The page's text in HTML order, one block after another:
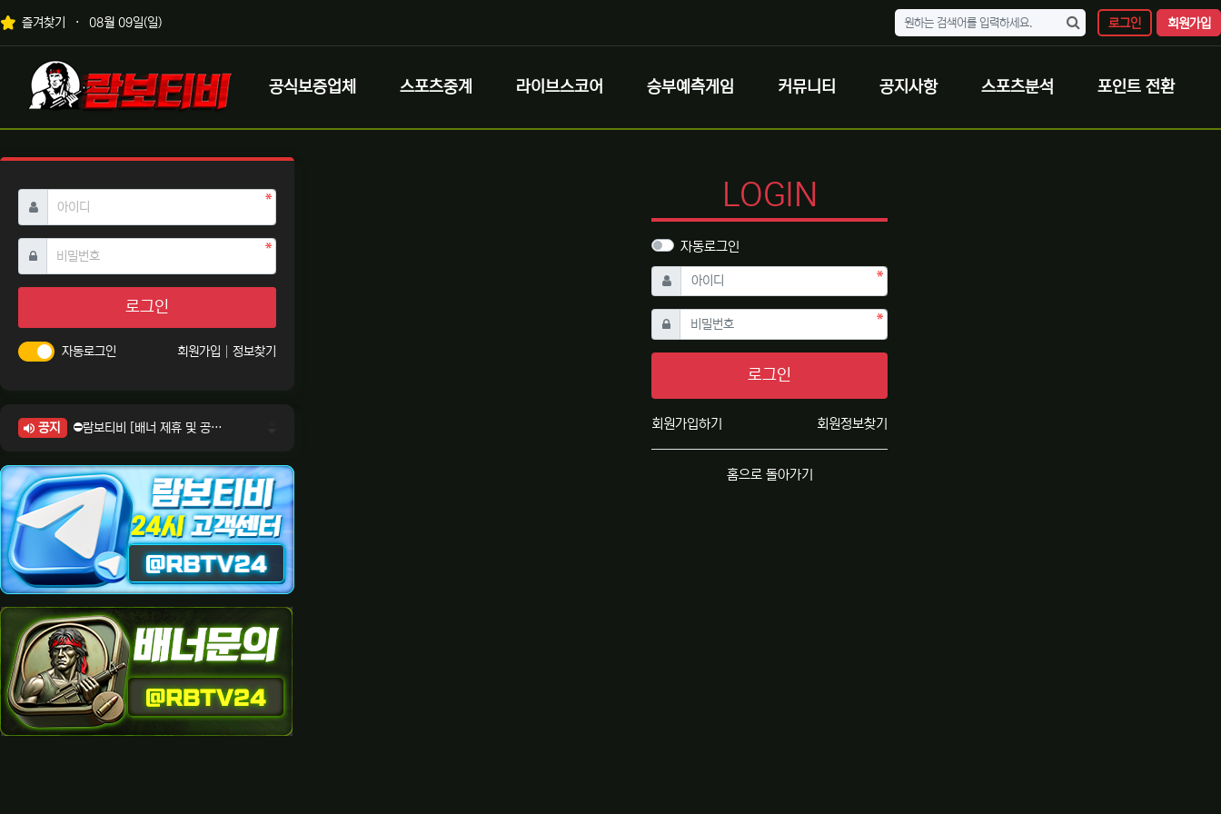
상단 네비
즐겨찾기 08월 09일(일) 로그인 회원가입
메인 메뉴
로고
공식보증업체 스포츠중계 라이브스코어 승부예측게임 커뮤니티 공지사항 스포츠분석 포인트 전환
LOGIN
자동로그인
아이디
필수
비밀번호필수
로그인
회원가입하기 회원정보찾기
홈으로 돌아가기
아이디 필수
비밀번호필수
로그인
자동로그인 회원가입 정보찾기
공지
⛔람보티비 [배너 제휴 및 공식 입점 문의 안내]
⛔람보티비 [정회원 등급UP! 안내사항]
⛔람보티비 [채팅방 이용시 주의사항]
⛔람보티비 [공식보증업체 안내]